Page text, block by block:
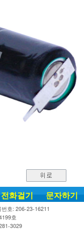
전화걸기 문자하기
호: 206-23-16211
호
3029